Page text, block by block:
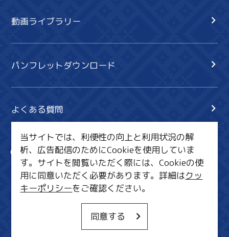
動画ライブラリー
パンフレットダウンロード
よくある質問
サイト内検索
共有
行きたいリスト
MICE・教育・観光事業者の皆様へ
当サイトでは、利便性の向上と利用状況の解
析、広告配信のためにCookieを使用していま
す。サイトを閲覧いただく際には、Cookieの使
用に同意いただく必要があります。詳細はクッ
キーポリシーをご確認ください。
同意する